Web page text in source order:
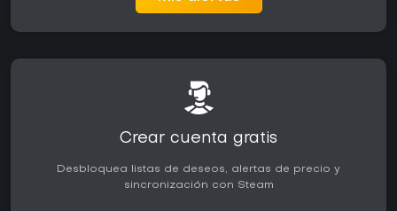
Crear cuenta gratis
Desbloquea listas de deseos, alertas de precio y
sincronización con Steam